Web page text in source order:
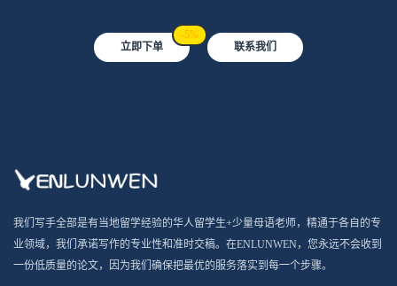
立即下单
-5%
联系我们
我们写手全部是有当地留学经验的华人留学生+少量母语老师，精通于各自的专
业领域，我们承诺写作的专业性和准时交稿。在ENLUNWEN，您永远不会收到
一份低质量的论文，因为我们确保把最优的服务落实到每一个步骤。